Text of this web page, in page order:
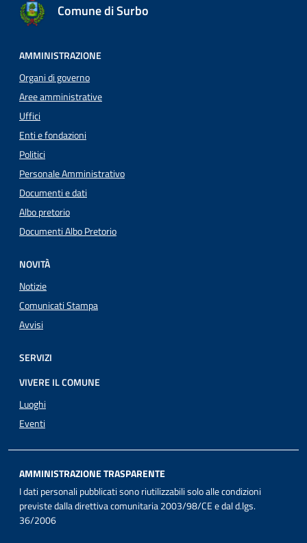
Comune di Surbo
AMMINISTRAZIONE
Organi di governo
Aree amministrative
Uffici
Enti e fondazioni
Politici
Personale Amministrativo
Documenti e dati
Albo pretorio
Documenti Albo Pretorio
NOVITÀ
Notizie
Comunicati Stampa
Avvisi
SERVIZI
VIVERE IL COMUNE
Luoghi
Eventi
AMMINISTRAZIONE TRASPARENTE
I dati personali pubblicati sono riutilizzabili solo alle condizioni
previste dalla direttiva comunitaria 2003/98/CE e dal d.lgs.
36/2006